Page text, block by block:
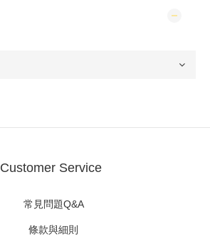
Customer Service
常見問題Q&A
條款與細則